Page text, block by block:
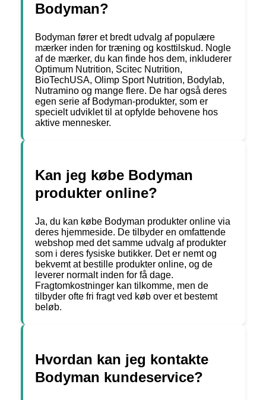
Bodyman?
Bodyman fører et bredt udvalg af populære
mærker inden for træning og kosttilskud. Nogle
af de mærker, du kan finde hos dem, inkluderer
Optimum Nutrition, Scitec Nutrition,
BioTechUSA, Olimp Sport Nutrition, Bodylab,
Nutramino og mange flere. De har også deres
egen serie af Bodyman-produkter, som er
specielt udviklet til at opfylde behovene hos
aktive mennesker.
Kan jeg købe Bodyman
produkter online?
Ja, du kan købe Bodyman produkter online via
deres hjemmeside. De tilbyder en omfattende
webshop med det samme udvalg af produkter
som i deres fysiske butikker. Det er nemt og
bekvemt at bestille produkter online, og de
leverer normalt inden for få dage.
Fragtomkostninger kan tilkomme, men de
tilbyder ofte fri fragt ved køb over et bestemt
beløb.
Hvordan kan jeg kontakte
Bodyman kundeservice?